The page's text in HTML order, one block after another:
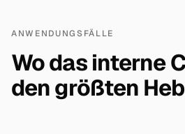
ANWENDUNGSFÄLLE
Wo das interne
den größten